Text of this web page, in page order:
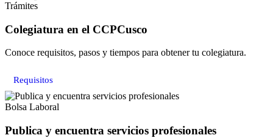
Trámites
Colegiatura en el CCPCusco
Conoce requisitos, pasos y tiempos para obtener tu colegiatura.
Requisitos
Bolsa Laboral
Publica y encuentra servicios profesionales